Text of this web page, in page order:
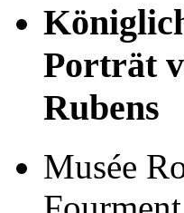
Porträt
Rubens
Musée